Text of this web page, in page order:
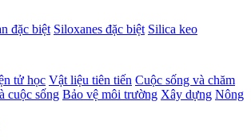
đặc biệt Siloxanes đặc biệt Silica keo
tử học Vật liệu tiên tiến Cuộc sống và chăm
cuộc sống Bảo vệ môi trường Xây dựng Nông